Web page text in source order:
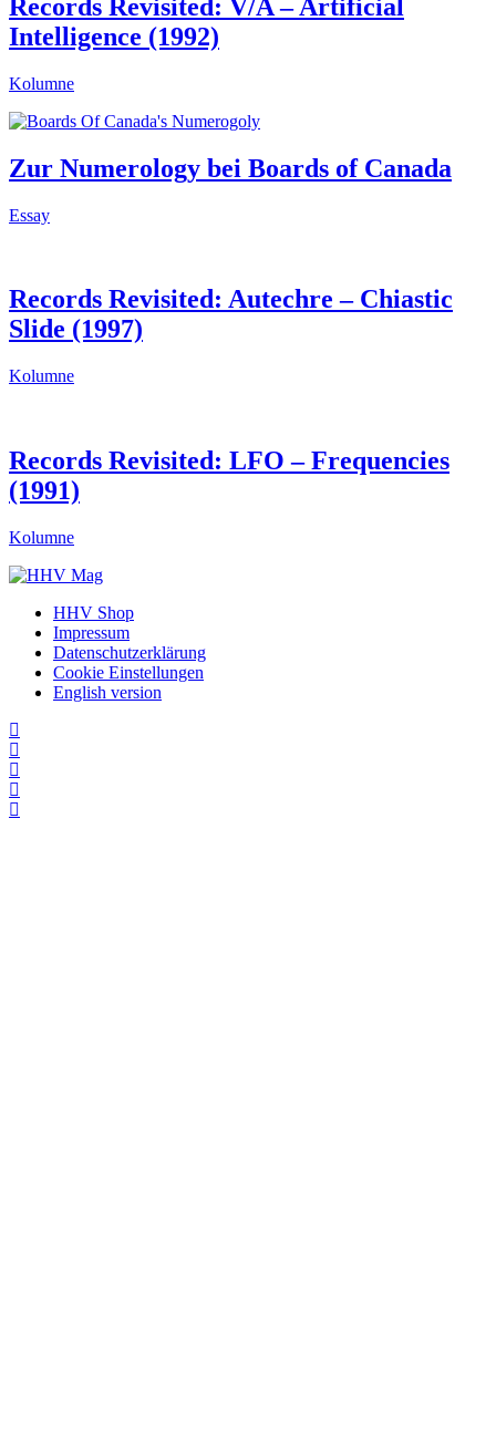
Records Revisited: V/A – Artificial
Intelligence (1992)
Kolumne
Zur Numerology bei Boards of Canada
Essay
Records Revisited: Autechre – Chiastic
Slide (1997)
Kolumne
Records Revisited: LFO – Frequencies
(1991)
Kolumne
HHV Shop
Impressum
Datenschutzerklärung
Cookie Einstellungen
English version